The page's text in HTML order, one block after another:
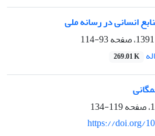
انسانی در رسانه ملی
93-114
269.01 K
119-134
https://doi.org/